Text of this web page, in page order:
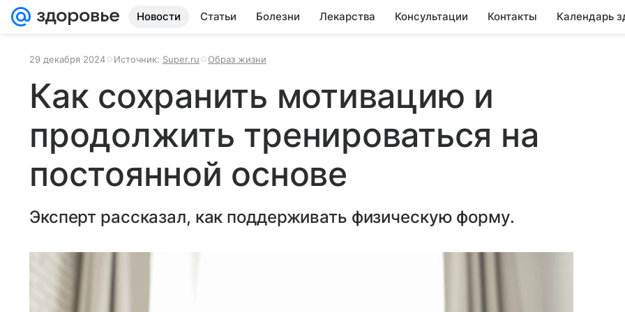
Новости Статьи Болезни Лекарства Консультации Контакты Календарь
29 декабря 2024 Источник: Super.ru Образ жизни
Как сохранить мотивацию и
продолжить тренироваться на
постоянной основе
Эксперт рассказал, как поддерживать физическую форму.